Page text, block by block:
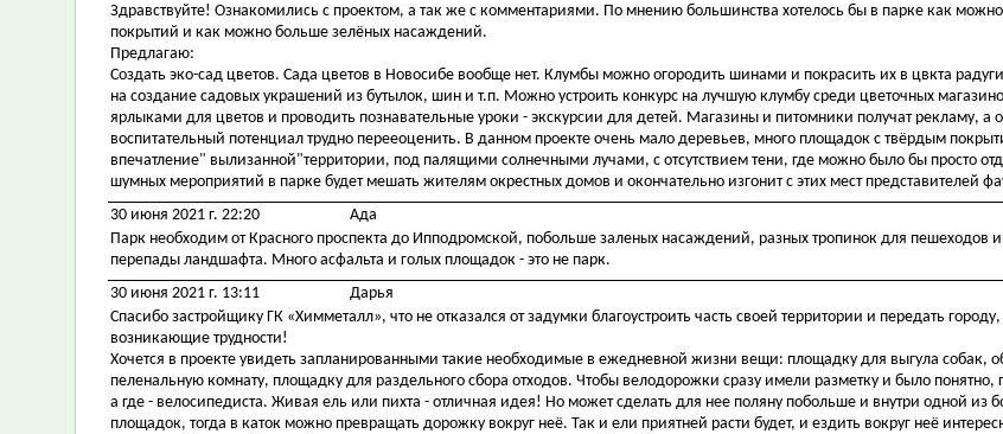
Здравствуйте! Ознакомились с проектом, а так же с комментариями. По мнению большинства хотелось бы в парке как
покрытий и как можно больше зелёных насаждений.
Предлагаю:
Создать эко-сад цветов. Сада цветов в Новосибе вообще нет. Клумбы можно огородить шинами и покрасить их в цвкта
на создание садовых украшений из бутылок, шин и т.п. Можно устроить конкурс на лучшую клумбу среди цветочных
ярлыками для цветов и проводить познавательные уроки - экскурсии для детей. Магазины и питомники получат рекламу, а
воспитательный потенциал трудно перееоценить. В данном проекте очень мало деревьев, много площадок с твёрдым
впечатление" вылизанной"территории, под палящими солнечными лучами, с отсутствием тени, где можно было бы просто
шумных мероприятий в парке будет мешать жителям окрестных домов и окончательно изгонит с этих мест представителей
30 июня 2021 г. 22:20
Ада
Парк необходим от Красного проспекта до Ипподромской, побольше заленых насаждений, разных тропинок для пешеходов
перепады ландшафта. Много асфальта и голых площадок - это не парк.
30 июня 2021 г. 13:11
Дарья
Спасибо застройщику ГК «Химметалл», что не отказался от задумки благоустроить часть своей территории и передать
возникающие трудности!
Хочется в проекте увидеть запланированными такие необходимые в ежедневной жизни вещи: площадку для выгула собак,
пеленальную комнату, площадку для раздельного сбора отходов. Чтобы велодорожки сразу имели разметку и было понятно,
а где - велосипедиста. Живая ель или пихта - отличная идея! Но может сделать для нее поляну побольше и внутри одной из
площадок, тогда в каток можно превращать дорожку вокруг неё. Так и ели приятней расти будет, и ездить вокруг неё